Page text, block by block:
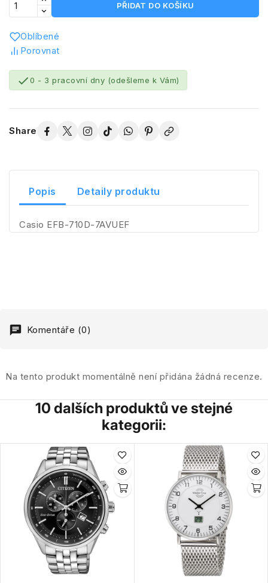
PŘIDAT DO KOŠÍKU
Oblíbené
Porovnat
0 - 3 pracovní dny (odešleme k Vám)
Share
Popis Detaily produktu
Casio EFB-710D-7AVUEF
Komentáře (0)
Na tento produkt momentálně není přidána žádná recenze.
10 dalších produktů ve stejné
kategorii: